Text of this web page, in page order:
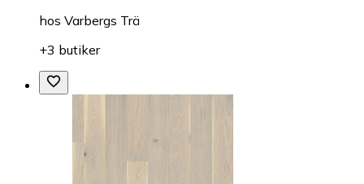
hos Varbergs Trä
+3 butiker